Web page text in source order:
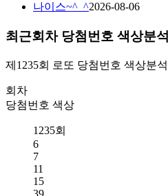
나이스~^_^2026-08-06
최근회차 당첨번호 색상분석
제1235회 로또 당첨번호 색상분석
회차
당첨번호 색상
1235회
6
7
11
15
39